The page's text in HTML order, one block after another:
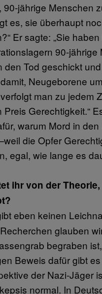
90-jährige Menschen
es, sie überhaupt
Er sagte: „Sie
90-jährige
den Tod geschickt
Neugeborene
man zu jedem
Preis Gerechtigkeit.“
warum Mord in
die Opfer
egal, wie lange es
ihr von der
eben keinen
glauben
begraben
Beweis dafür gibt
der Nazi-Jäger
normal. In